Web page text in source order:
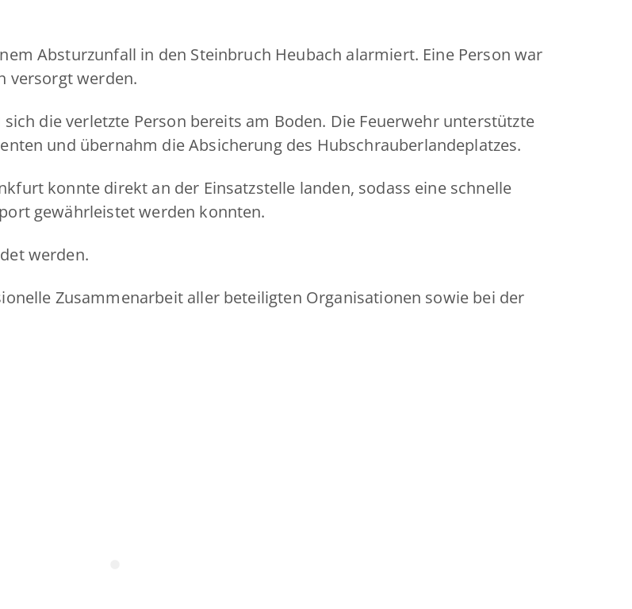
Absturzunfall in den Steinbruch Heubach alarmiert. Eine Person war
versorgt werden.
die verletzte Person bereits am Boden. Die Feuerwehr unterstützte
und übernahm die Absicherung des Hubschrauberlandeplatzes.
konnte direkt an der Einsatzstelle landen, sodass eine schnelle
gewährleistet werden konnten.
werden.
Zusammenarbeit aller beteiligten Organisationen sowie bei der